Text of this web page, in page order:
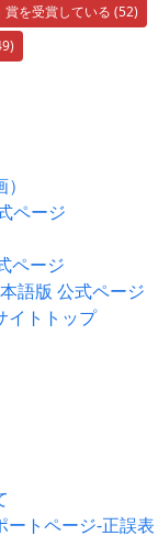
賞を受賞している (52)
ページ
ページ
語版 公式ページ
トトップ
トページ-正誤表